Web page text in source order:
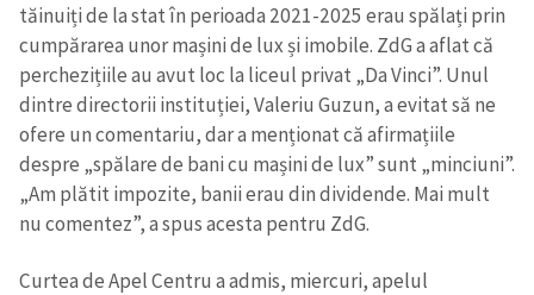
tăinuiți de la stat în perioada 2021-2025 erau spălați prin
cumpărarea unor mașini de lux și imobile. ZdG a aflat că
perchezițiile au avut loc la liceul privat „Da Vinci”. Unul
dintre directorii instituției, Valeriu Guzun, a evitat să ne
ofere un comentariu, dar a menționat că afirmațiile
despre „spălare de bani cu mașini de lux” sunt „minciuni”.
„Am plătit impozite, banii erau din dividende. Mai mult
nu comentez”, a spus acesta pentru ZdG.
Curtea de Apel Centru a admis, miercuri, apelul